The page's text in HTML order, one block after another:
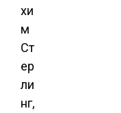
хи
м
Ст
ер
ли
нг,